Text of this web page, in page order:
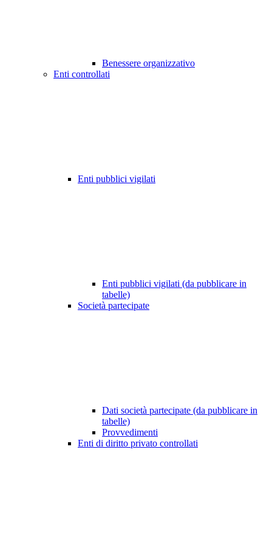
Benessere organizzativo
Enti controllati
Enti pubblici vigilati
Enti pubblici vigilati (da pubblicare in
tabelle)
Società partecipate
Dati società partecipate (da pubblicare in
tabelle)
Provvedimenti
Enti di diritto privato controllati